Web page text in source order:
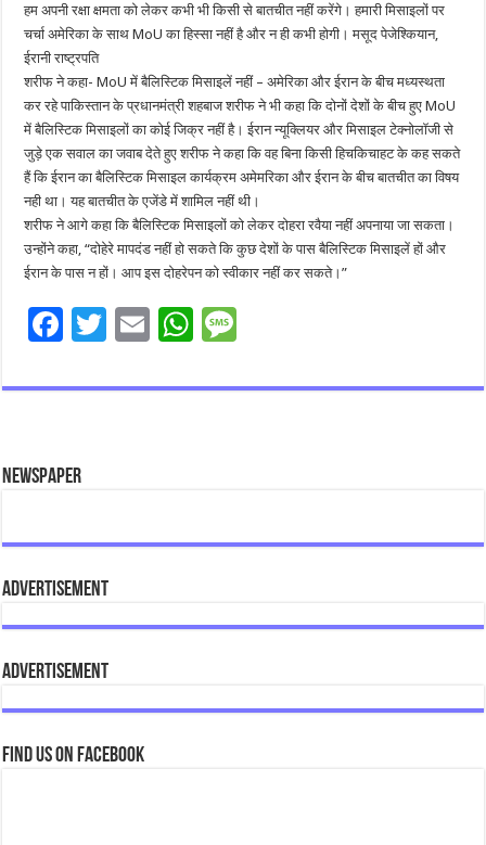
हम अपनी रक्षा क्षमता को लेकर कभी भी किसी से बातचीत नहीं करेंगे। हमारी मिसाइलों पर
चर्चा अमेरिका के साथ MoU का हिस्सा नहीं है और न ही कभी होगी। मसूद पेजेश्कियान,
ईरानी राष्ट्रपति
शरीफ ने कहा- MoU में बैलिस्टिक मिसाइलें नहीं – अमेरिका और ईरान के बीच मध्यस्थता
कर रहे पाकिस्तान के प्रधानमंत्री शहबाज शरीफ ने भी कहा कि दोनों देशों के बीच हुए MoU
में बैलिस्टिक मिसाइलों का कोई जिक्र नहीं है। ईरान न्यूक्लियर और मिसाइल टेक्नोलॉजी से
जुड़े एक सवाल का जवाब देते हुए शरीफ ने कहा कि वह बिना किसी हिचकिचाहट के कह सकते
हैं कि ईरान का बैलिस्टिक मिसाइल कार्यक्रम अमेमरिका और ईरान के बीच बातचीत का विषय
नही था। यह बातचीत के एजेंडे में शामिल नहीं थी।
शरीफ ने आगे कहा कि बैलिस्टिक मिसाइलों को लेकर दोहरा रवैया नहीं अपनाया जा सकता।
उन्होंने कहा, “दोहेरे मापदंड नहीं हो सकते कि कुछ देशों के पास बैलिस्टिक मिसाइलें हों और
ईरान के पास न हों। आप इस दोहरेपन को स्वीकार नहीं कर सकते।”
F
e
o
k
T
tt
E
ai
W
at sa
Newspaper
Advertisement
Advertisement
Find us on Facebook